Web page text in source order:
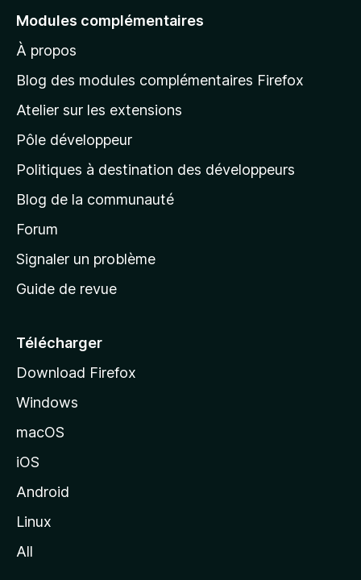
e
à
l
p
a
g
d
a
c
e
l
d
o
z
l
Modules complémentaires
À propos
Blog des modules complémentaires Firefox
Atelier sur les extensions
Pôle développeur
Politiques à destination des développeurs
Blog de la communauté
Forum
Signaler un problème
Guide de revue
Télécharger
Download Firefox
Windows
macOS
iOS
Android
Linux
All